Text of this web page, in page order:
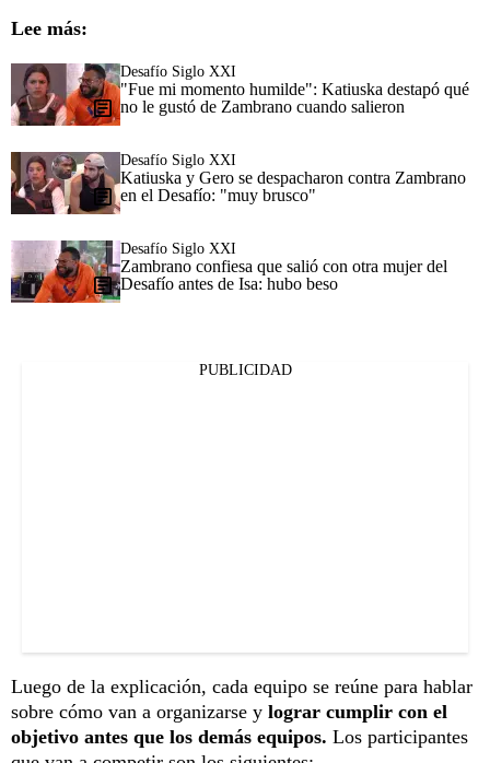
Lee más:
Desafío Siglo XXI
"Fue mi momento humilde": Katiuska destapó qué
no le gustó de Zambrano cuando salieron
Desafío Siglo XXI
Katiuska y Gero se despacharon contra Zambrano
en el Desafío: "muy brusco"
Desafío Siglo XXI
Zambrano confiesa que salió con otra mujer del
Desafío antes de Isa: hubo beso
PUBLICIDAD
Luego de la explicación, cada equipo se reúne para hablar
sobre cómo van a organizarse y lograr cumplir con el
objetivo antes que los demás equipos. Los participantes